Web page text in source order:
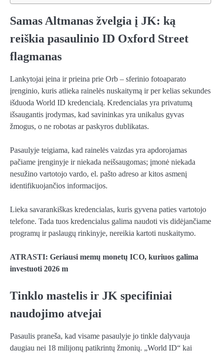
Samas Altmanas žvelgia į JK: ką
reiškia pasaulinio ID Oxford Street
flagmanas
Lankytojai įeina ir prieina prie Orb – sferinio fotoaparato
įrenginio, kuris atlieka rainelės nuskaitymą ir per kelias sekundes
išduoda World ID kredencialą. Kredencialas yra privatumą
išsaugantis įrodymas, kad savininkas yra unikalus gyvas
žmogus, o ne robotas ar paskyros dublikatas.
Pasaulyje teigiama, kad rainelės vaizdas yra apdorojamas
pačiame įrenginyje ir niekada neišsaugomas; įmonė niekada
nesužino vartotojo vardo, el. pašto adreso ar kitos asmenį
identifikuojančios informacijos.
Lieka savarankiškas kredencialas, kuris gyvena paties vartotojo
telefone. Tada tuos kredencialus galima naudoti vis didėjančiame
programų ir paslaugų rinkinyje, nereikia kartoti nuskaitymo.
ATRASTI: Geriausi memų monetų ICO, kuriuos galima
investuoti 2026 m
Tinklo mastelis ir JK specifiniai
naudojimo atvejai
Pasaulis praneša, kad visame pasaulyje jo tinkle dalyvauja
daugiau nei 18 milijonų patikrintų žmonių. „World ID“ kai